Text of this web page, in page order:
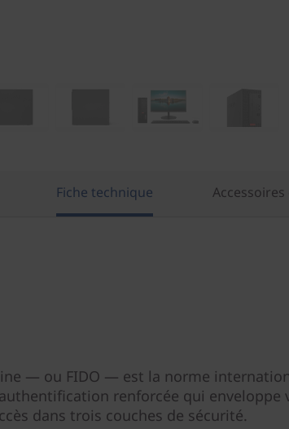
Fiche technique
— ou FIDO — est la norme
renforcée qui enveloppe
dans trois couches de sécurité.